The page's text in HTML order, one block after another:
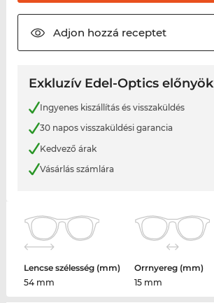
Adjon hozzá receptet
Exkluzív Edel-Optics előnyök
Ingyenes kiszállítás és visszaküldés
30 napos visszaküldési garancia
Kedvező árak
Vásárlás számlára
Lencse szélesség (mm)
54 mm
Orrnyereg (mm)
15 mm